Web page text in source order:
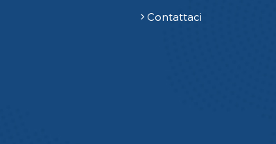
Contattaci